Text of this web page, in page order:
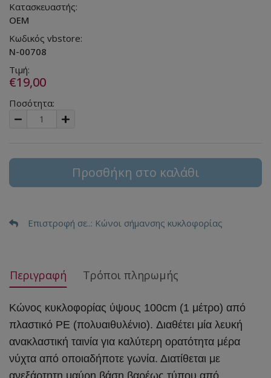
Κατασκευαστής:
OEM
Κωδικός vbstore:
N-00708
Τιμή:
€19,00
Ποσότητα:
Προσθήκη στο καλάθι
Επιστροφή σε..: Κώνοι σήμανσης κυκλοφορίας
Περιγραφή Τρόποι πληρωμής
Κώνος κυκλοφορίας ύψους 100cm (1 μέτρο) από
πλαστικό PE (πολυαιθυλένιο). Διαθέτει μία λευκή
ανακλαστική ταινία για καλύτερη ορατότητα μέρα
νύχτα από οποιαδήποτε γωνία. Διατίθεται με